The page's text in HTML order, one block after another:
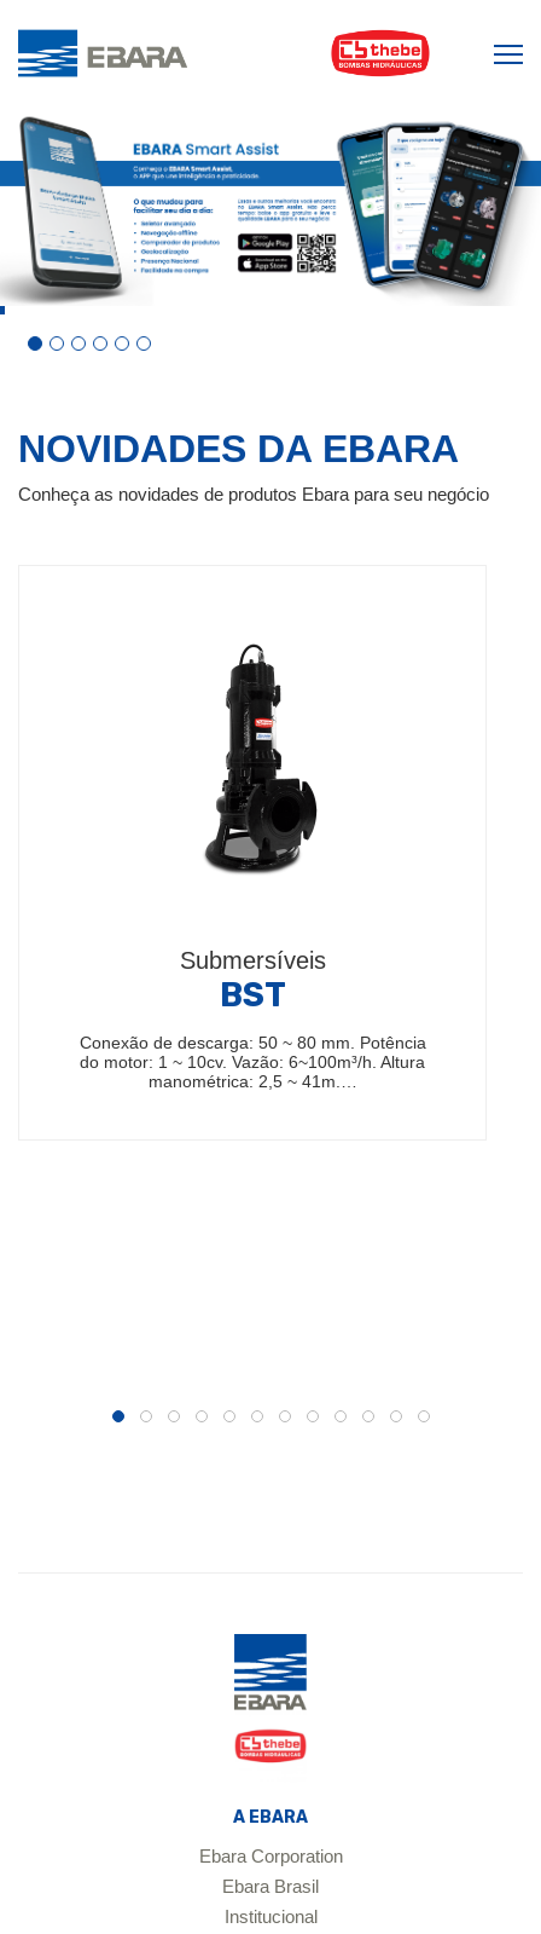
NOVIDADES DA EBARA
Conheça as novidades de produtos Ebara para seu negócio
Submersíveis
BST
Conexão de descarga: 50 ~ 80 mm. Potência
do motor: 1 ~ 10cv. Vazão: 6~100m³/h. Altura
manométrica: 2,5 ~ 41m.…
A EBARA
Ebara Corporation
Ebara Brasil
Institucional